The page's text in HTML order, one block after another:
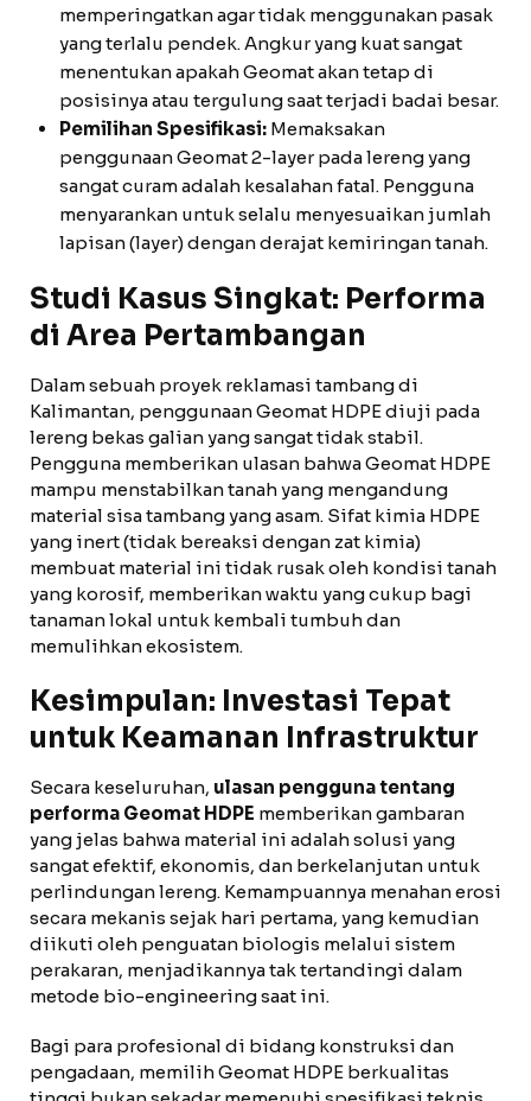
memperingatkan agar tidak menggunakan pasak
yang terlalu pendek. Angkur yang kuat sangat
menentukan apakah Geomat akan tetap di
posisinya atau tergulung saat terjadi badai besar.
Pemilihan Spesifikasi: Memaksakan
penggunaan Geomat 2-layer pada lereng yang
sangat curam adalah kesalahan fatal. Pengguna
menyarankan untuk selalu menyesuaikan jumlah
lapisan (layer) dengan derajat kemiringan tanah.
Studi Kasus Singkat: Performa
di Area Pertambangan
Dalam sebuah proyek reklamasi tambang di
Kalimantan, penggunaan Geomat HDPE diuji pada
lereng bekas galian yang sangat tidak stabil.
Pengguna memberikan ulasan bahwa Geomat HDPE
mampu menstabilkan tanah yang mengandung
material sisa tambang yang asam. Sifat kimia HDPE
yang inert (tidak bereaksi dengan zat kimia)
membuat material ini tidak rusak oleh kondisi tanah
yang korosif, memberikan waktu yang cukup bagi
tanaman lokal untuk kembali tumbuh dan
memulihkan ekosistem.
Kesimpulan: Investasi Tepat
untuk Keamanan Infrastruktur
Secara keseluruhan, ulasan pengguna tentang
performa Geomat HDPE memberikan gambaran
yang jelas bahwa material ini adalah solusi yang
sangat efektif, ekonomis, dan berkelanjutan untuk
perlindungan lereng. Kemampuannya menahan erosi
secara mekanis sejak hari pertama, yang kemudian
diikuti oleh penguatan biologis melalui sistem
perakaran, menjadikannya tak tertandingi dalam
metode bio-engineering saat ini.
Bagi para profesional di bidang konstruksi dan
pengadaan, memilih Geomat HDPE berkualitas